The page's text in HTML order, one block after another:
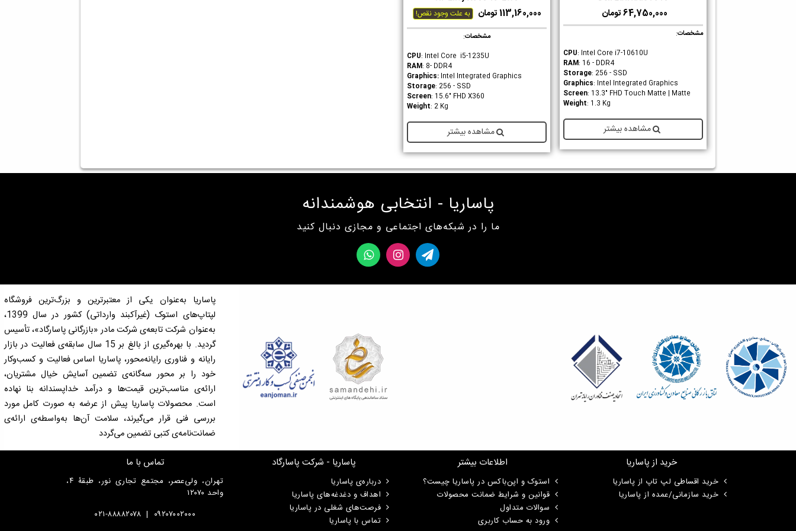
64,750,000 تومان
مشخصات:
CPU: Intel Core i7-10610U
RAM: 16 - DDR4
Storage: 256 - SSD
Graphics: Intel Integrated Graphics
Screen: 13.3" FHD Touch Matte | Matte
Weight: 1.3 Kg
مشاهده بیشتر
113,160,000 تومان به علت وجود نقص!
مشخصات:
CPU: Intel Core i5-1235U
RAM: 8- DDR4
Graphics: Intel Integrated Graphics
Storage: 256 - SSD
Screen: 15.6" FHD X360
Weight: 2 Kg
مشاهده بیشتر
پاساریا - انتخابی هوشمندانه
ما را در شبکه‌های اجتماعی و مجازی دنبال کنید
پاساریا به‌عنوان یکی از معتبرترین و بزرگ‌ترین فروشگاه
لپتاپ‌های استوک (غیرآکبند وارداتی) کشور در سال 1399،
به‌عنوان شرکت تابعه‌ی شرکت مادر «بازرگانی پاسارگاد»، تأسیس
گردید. با بهره‌گیری از بالغ بر 15 سال سابقه‌ی فعالیت در بازار
رایانه و فناوری رایانه‌محور، پاساریا اساس فعالیت و کسب‌وکار
خود را بر محور سه‌گانه‌ی تضمین آسایش خیال مشتریان،
ارائه‌ی مناسب‌ترین قیمت‌ها و درآمد خداپسندانه بنا نهاده
است. محصولات پاساریا پیش از عرضه به صورت کامل مورد
بررسی فنی قرار می‌گیرند، سلامت آن‌ها به‌واسطه‌ی ارائه‌ی
ضمانت‌نامه‌ی کتبی تضمین می‌گردد
خرید از پاساریا
خرید اقساطی لپ تاپ از پاساریا
خرید سازمانی/عمده از پاساریا
اطلاعات بیشتر
استوک و اپن‌باکس در پاساریا چیست؟
قوانین و شرایط ضمانت محصولات
سوالات متداول
ورود به حساب کاربری
پاساریا - شرکت پاسارگاد
درباره‌ی پاساریا
اهداف و دغدغه‌های پاساریا
فرصت‌های شغلی در پاساریا
تماس با پاساریا
تماس با ما
تهران، ولی‌عصر، مجتمع تجاری نور، طبقۀ ۴،
واحد ۱۲۰۷۰
۰۹۲۰۷۰۰۲۰۰۰ | ۰۲۱-۸۸۸۸۲۰۷۸